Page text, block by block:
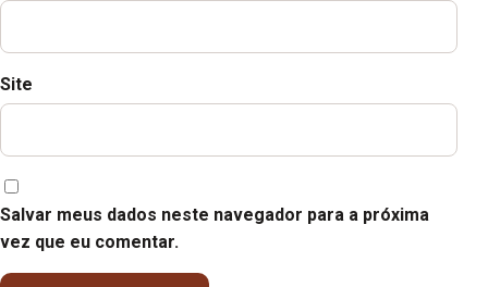
Site
Salvar meus dados neste navegador para a próxima
vez que eu comentar.